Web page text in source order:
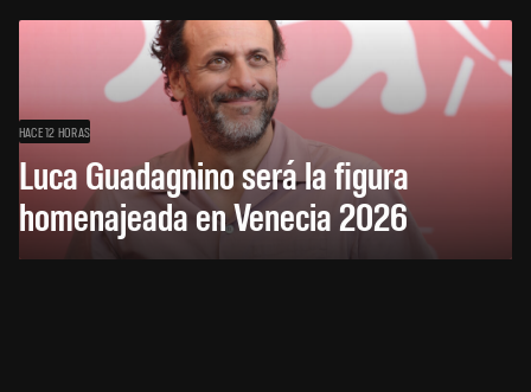
HACE 12 HORAS
Luca Guadagnino será la figura
homenajeada en Venecia 2026